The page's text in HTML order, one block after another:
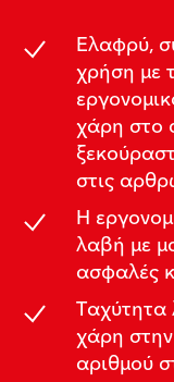
Ελαφρύ,
χρήση με
χάρη στο
στις
Η
λαβή με
ασφαλές
Ταχύτητα
χάρη
αριθμού